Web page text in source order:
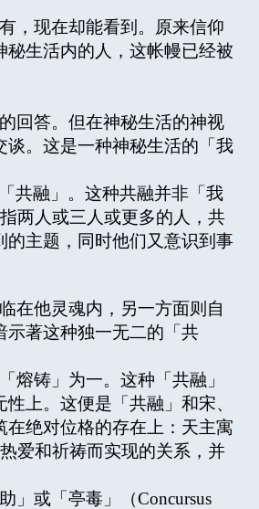
，现在却能看到。原来信仰
生活内的人，这帐幔已经被
回答。但在神秘生活的神视
谈。这是一种神秘生活的「我
共融」。这种共融并非「我
两人或三人或更多的人，共
的主题，同时他们又意识到事
在他灵魂内，另一方面则自
示著这种独一无二的「共
铸」为一。这种「共融」
上。这便是「共融」和宋、
绝对位格的存在上：天主寓
爱和祈祷而实现的关系，并
或「亭毒」（Concursus